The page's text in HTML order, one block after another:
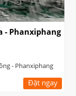
- Phanxiphang
- Phanxiphang
Đặt ngay